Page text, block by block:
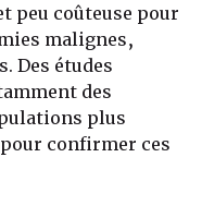
peu coûteuse pour
malignes,
Des études
des
plus
confirmer ces